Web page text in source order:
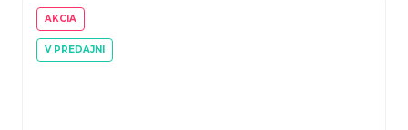
AKCIA
V PREDAJNI